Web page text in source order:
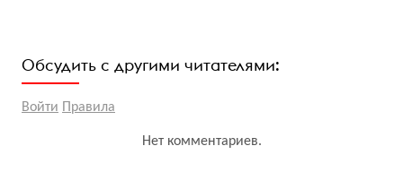
Обсудить с другими читателями:
Войти Правила
Нет комментариев.